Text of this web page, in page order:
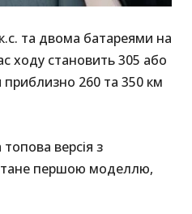
та двома батареями на
ходу становить 305 або
приблизно 260 та 350 км
версія з
першою моделлю,